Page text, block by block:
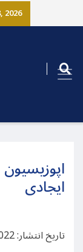
ایجادی
تاریخ انتشار: June 14, 2022